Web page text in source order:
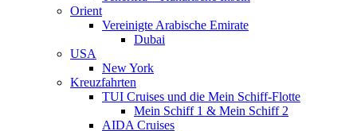
Orient
Vereinigte Arabische Emirate
Dubai
USA
New York
Kreuzfahrten
TUI Cruises und die Mein Schiff-Flotte
Mein Schiff 1 & Mein Schiff 2
AIDA Cruises